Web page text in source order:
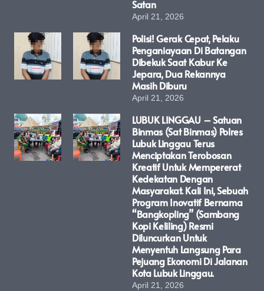
Satan
April 21, 2026
Polisi! Gerak Cepat, Pelaku
Penganiayaan Di Batangan
Dibekuk Saat Kabur Ke
Jepara, Dua Rekannya
Masih Diburu
April 21, 2026
LUBUK LINGGAU – Satuan
Binmas (Sat Binmas) Polres
Lubuk Linggau Terus
Menciptakan Terobosan
Kreatif Untuk Mempererat
Kedekatan Dengan
Masyarakat. Kali Ini, Sebuah
Program Inovatif Bernama
“Bangkopling” (Sambang
Kopi Keliling) Resmi
Diluncurkan Untuk
Menyentuh Langsung Para
Pejuang Ekonomi Di Jalanan
Kota Lubuk Linggau.
April 21, 2026